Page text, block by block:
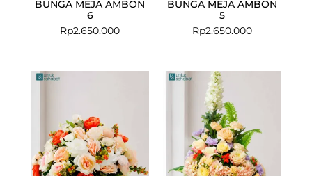
BUNGA MEJA AMBON
6
Rp2.650.000
BUNGA MEJA AMBON
5
Rp2.650.000